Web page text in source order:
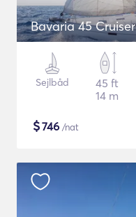
Bavaria 45 Cruiser
Sejlbåd
45 ft
14 m
$746 /nat